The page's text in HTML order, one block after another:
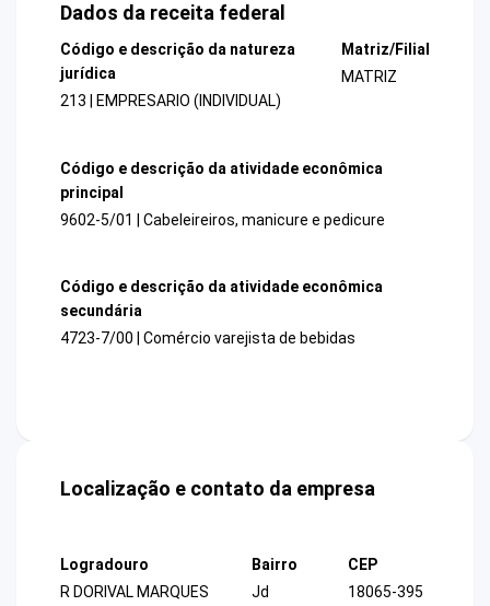
Dados da receita federal
Código e descrição da natureza
jurídica
213 | EMPRESARIO (INDIVIDUAL)
Matriz/Filial
MATRIZ
Código e descrição da atividade econômica
principal
9602-5/01 | Cabeleireiros, manicure e pedicure
Código e descrição da atividade econômica
secundária
4723-7/00 | Comércio varejista de bebidas
Localização e contato da empresa
Logradouro
R DORIVAL MARQUES
Bairro
Jd
CEP
18065-395